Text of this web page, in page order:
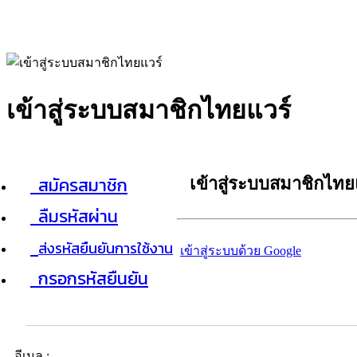
เข้าสู่ระบบสมาชิกไทยแวร์
สมัครสมาชิก
ลืมรหัสผ่าน
ส่งรหัสยืนยันการใช้งาน
กรอกรหัสยืนยัน
เข้าสู่ระบบสมาชิกไท
เข้าสู่ระบบด้วย Google